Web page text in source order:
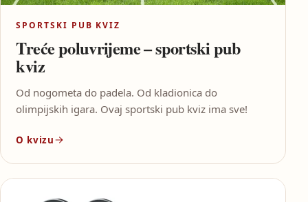
SPORTSKI PUB KVIZ
Treće poluvrijeme – sportski pub
kviz
Od nogometa do padela. Od kladionica do
olimpijskih igara. Ovaj sportski pub kviz ima sve!
O kvizu